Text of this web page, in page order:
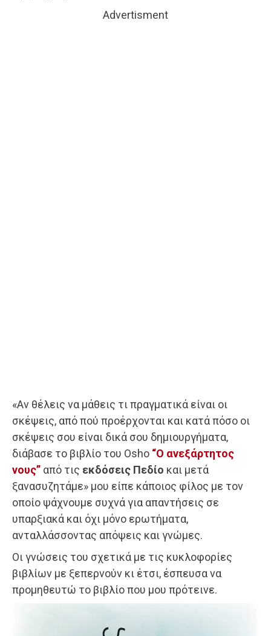
Advertisment
«Αν θέλεις να μάθεις τι πραγματικά είναι οι
σκέψεις, από πού προέρχονται και κατά πόσο οι
σκέψεις σου είναι δικά σου δημιουργήματα,
διάβασε το βιβλίο του Osho “Ο ανεξάρτητος
νους” από τις εκδόσεις Πεδίο και μετά
ξανασυζητάμε» μου είπε κάποιος φίλος με τον
οποίο ψάχνουμε συχνά για απαντήσεις σε
υπαρξιακά και όχι μόνο ερωτήματα,
ανταλλάσσοντας απόψεις και γνώμες.
Οι γνώσεις του σχετικά με τις κυκλοφορίες
βιβλίων με ξεπερνούν κι έτσι, έσπευσα να
προμηθευτώ το βιβλίο που μου πρότεινε.